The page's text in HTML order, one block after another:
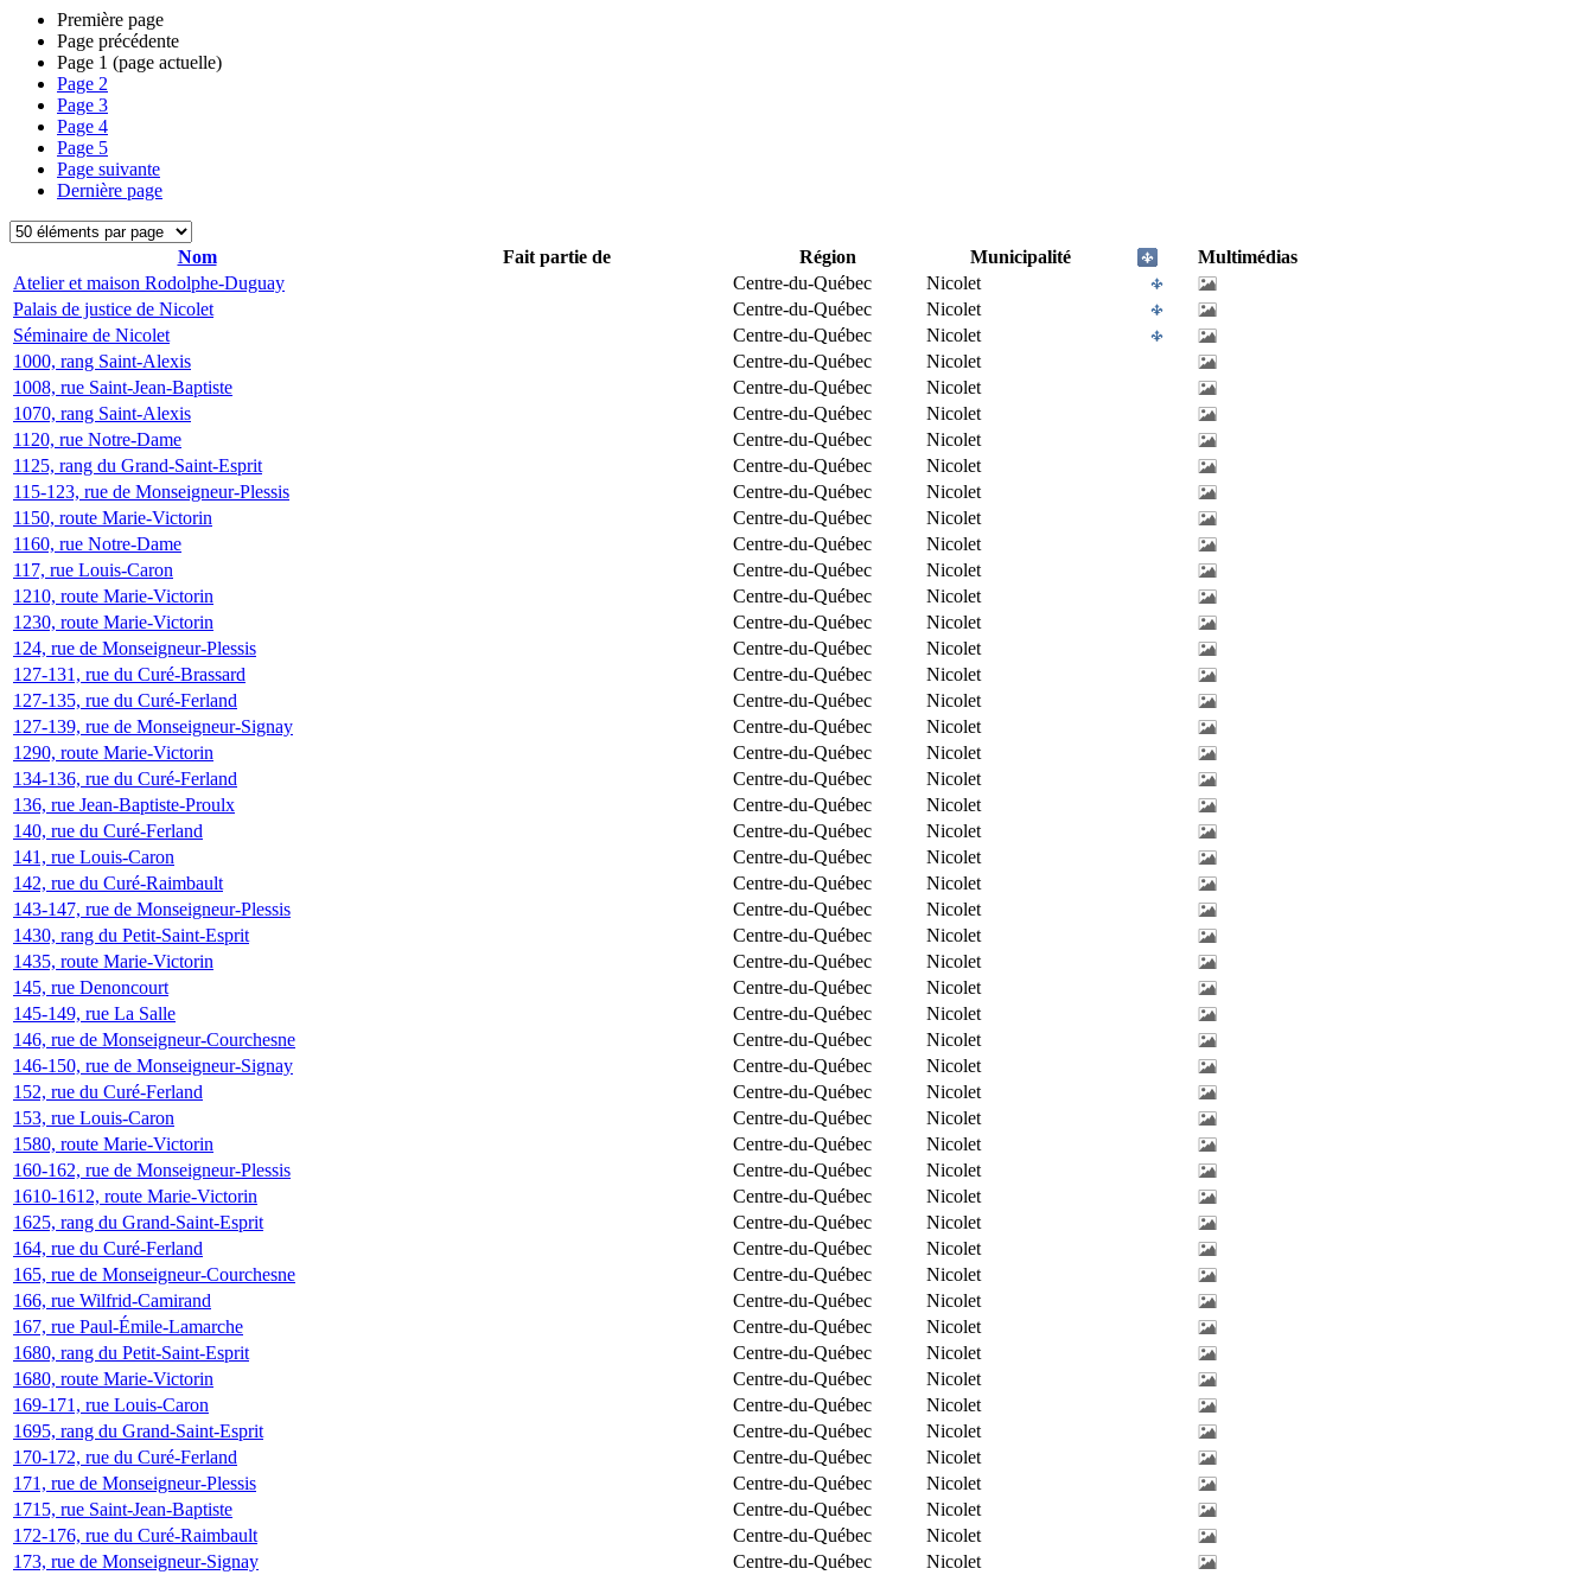
Première page
Page précédente
Page 1 (page actuelle)
Page 2
Page 3
Page 4
Page 5
Page suivante
Dernière page
Nom Fait partie de Région Municipalité
Multimédias
Atelier et maison Rodolphe-Duguay
Centre-du-Québec
Nicolet
Palais de justice de Nicolet
Centre-du-Québec
Nicolet
Séminaire de Nicolet
Centre-du-Québec
Nicolet
1000, rang Saint-Alexis
Centre-du-Québec
Nicolet
1008, rue Saint-Jean-Baptiste
Centre-du-Québec
Nicolet
1070, rang Saint-Alexis
Centre-du-Québec
Nicolet
1120, rue Notre-Dame
Centre-du-Québec
Nicolet
1125, rang du Grand-Saint-Esprit
Centre-du-Québec
Nicolet
115-123, rue de Monseigneur-Plessis
Centre-du-Québec
Nicolet
1150, route Marie-Victorin
Centre-du-Québec
Nicolet
1160, rue Notre-Dame
Centre-du-Québec
Nicolet
117, rue Louis-Caron
Centre-du-Québec
Nicolet
1210, route Marie-Victorin
Centre-du-Québec
Nicolet
1230, route Marie-Victorin
Centre-du-Québec
Nicolet
124, rue de Monseigneur-Plessis
Centre-du-Québec
Nicolet
127-131, rue du Curé-Brassard
Centre-du-Québec
Nicolet
127-135, rue du Curé-Ferland
Centre-du-Québec
Nicolet
127-139, rue de Monseigneur-Signay
Centre-du-Québec
Nicolet
1290, route Marie-Victorin
Centre-du-Québec
Nicolet
134-136, rue du Curé-Ferland
Centre-du-Québec
Nicolet
136, rue Jean-Baptiste-Proulx
Centre-du-Québec
Nicolet
140, rue du Curé-Ferland
Centre-du-Québec
Nicolet
141, rue Louis-Caron
Centre-du-Québec
Nicolet
142, rue du Curé-Raimbault
Centre-du-Québec
Nicolet
143-147, rue de Monseigneur-Plessis
Centre-du-Québec
Nicolet
1430, rang du Petit-Saint-Esprit
Centre-du-Québec
Nicolet
1435, route Marie-Victorin
Centre-du-Québec
Nicolet
145, rue Denoncourt
Centre-du-Québec
Nicolet
145-149, rue La Salle
Centre-du-Québec
Nicolet
146, rue de Monseigneur-Courchesne
Centre-du-Québec
Nicolet
146-150, rue de Monseigneur-Signay
Centre-du-Québec
Nicolet
152, rue du Curé-Ferland
Centre-du-Québec
Nicolet
153, rue Louis-Caron
Centre-du-Québec
Nicolet
1580, route Marie-Victorin
Centre-du-Québec
Nicolet
160-162, rue de Monseigneur-Plessis
Centre-du-Québec
Nicolet
1610-1612, route Marie-Victorin
Centre-du-Québec
Nicolet
1625, rang du Grand-Saint-Esprit
Centre-du-Québec
Nicolet
164, rue du Curé-Ferland
Centre-du-Québec
Nicolet
165, rue de Monseigneur-Courchesne
Centre-du-Québec
Nicolet
166, rue Wilfrid-Camirand
Centre-du-Québec
Nicolet
167, rue Paul-Émile-Lamarche
Centre-du-Québec
Nicolet
1680, rang du Petit-Saint-Esprit
Centre-du-Québec
Nicolet
1680, route Marie-Victorin
Centre-du-Québec
Nicolet
169-171, rue Louis-Caron
Centre-du-Québec
Nicolet
1695, rang du Grand-Saint-Esprit
Centre-du-Québec
Nicolet
170-172, rue du Curé-Ferland
Centre-du-Québec
Nicolet
171, rue de Monseigneur-Plessis
Centre-du-Québec
Nicolet
1715, rue Saint-Jean-Baptiste
Centre-du-Québec
Nicolet
172-176, rue du Curé-Raimbault
Centre-du-Québec
Nicolet
173, rue de Monseigneur-Signay
Centre-du-Québec Nicolet